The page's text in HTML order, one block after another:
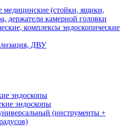
медицинские (стойки, ящики,
держатели камерной головки
комплексы эндоскопические
ДВУ
эндоскопы
эндоскопы
(инструменты +